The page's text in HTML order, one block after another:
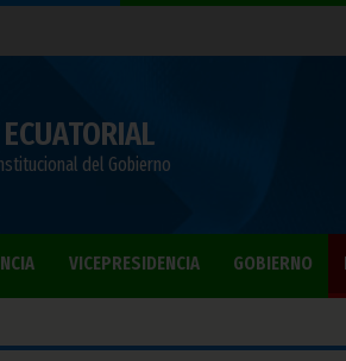
del Gobierno
VICEPRESIDENCIA GOBIERNO